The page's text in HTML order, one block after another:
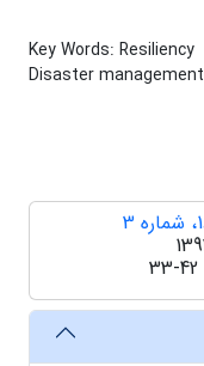
Key Words: Resiliency
Disaster management
33-42